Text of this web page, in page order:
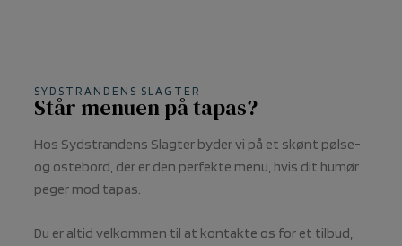
SYDSTRANDENS SLAGTER
Står menuen på tapas?
Hos Sydstrandens Slagter byder vi på et skønt pølse-
og ostebord, der er den perfekte menu, hvis dit humør
peger mod tapas.
Du er altid velkommen til at kontakte os for et tilbud,